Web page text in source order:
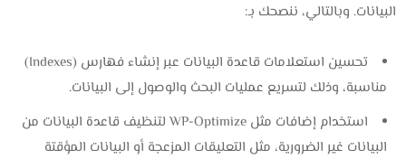
البيانات. وبالتالي، ننصحك بـ:
تحسين استعلامات قاعدة البيانات عبر إنشاء فهارس (Indexes)
مناسبة، وذلك لتسريع عمليات البحث والوصول إلى البيانات.
استخدام إضافات مثل WP-Optimize لتنظيف قاعدة البيانات من
البيانات غير الضرورية، مثل التعليقات المزعجة أو البيانات المؤقتة